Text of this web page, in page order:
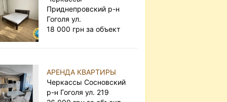
Приднепровский р-н
Гоголя ул.
18 000 грн за объект
АРЕНДА КВАРТИРЫ
Черкассы Сосновский
р-н Гоголя ул. 219